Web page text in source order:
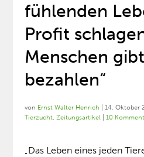
fühlenden
Profit
Menschen
bezahlen“
von Ernst Walter Henrich |14. Oktober
Tierzucht,Zeitungsartikel |10
„Das Leben eines jeden